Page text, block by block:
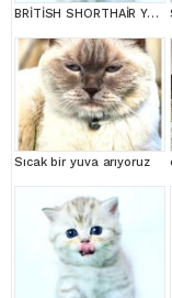
BRİTİSH SHORTHAİR YAVRUMUZ
Sıcak bir yuva arıyoruz